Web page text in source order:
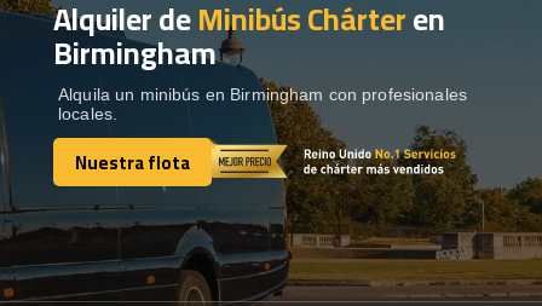
ALQUILER DE AUTOCARES Show dropdown
DESTINOS
RECORRIDAS Show dropdown
Alquiler deMinibús Chárteren
Birmingham
Alquila un minibús en Birmingham con profesionales
locales.
Nuestra flota
Nuestra flota